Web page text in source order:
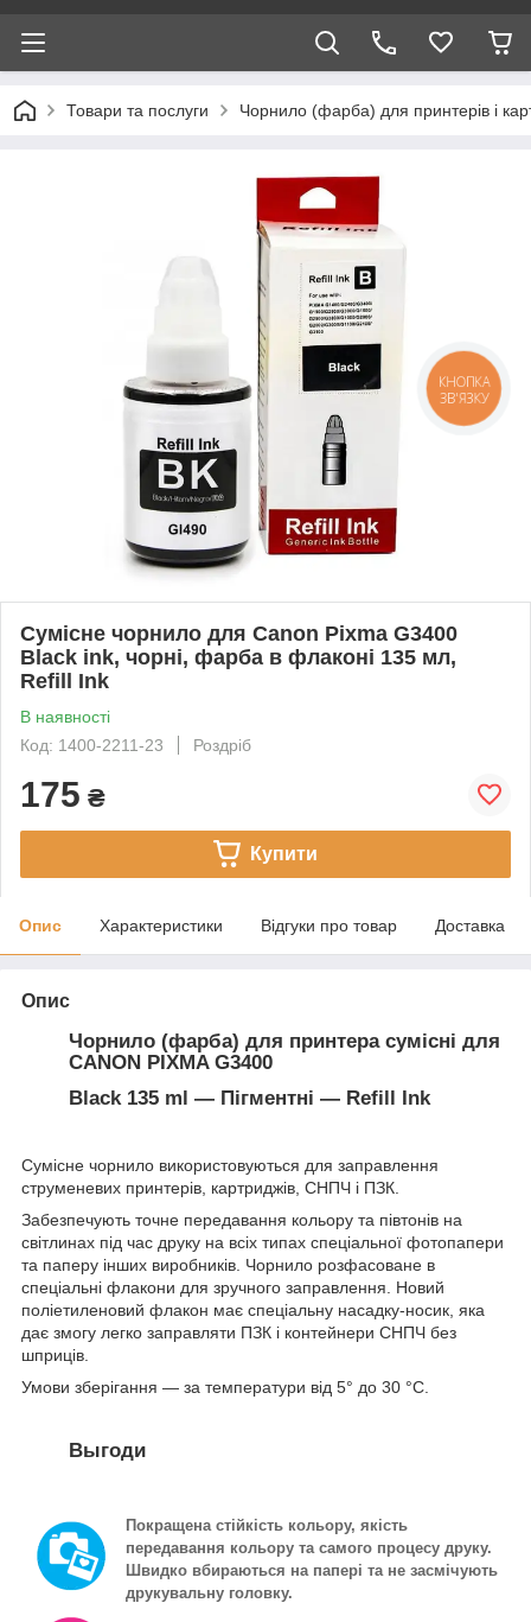
Товари та послуги Чорнило (фарба) для принтерів і
Сумісне чорнило для Canon Pixma G3400
Black ink, чорні, фарба в флаконі 135 мл,
Refill Ink
В наявності
Код: 1400-2211-23
Роздріб
175 ₴
Купити
Опис Характеристики Відгуки про товар Доставка
Опис
Чорнило (фарба) для принтера сумісні для
CANON PIXMA G3400
Black 135 ml — Пігментні — Refill Ink
Сумісне чорнило використовуються для заправлення
струменевих принтерів, картриджів, СНПЧ і ПЗК.
Забезпечують точне передавання кольору та півтонів на
світлинах під час друку на всіх типах спеціальної фотопапери
та паперу інших виробників. Чорнило розфасоване в
спеціальні флакони для зручного заправлення. Новий
поліетиленовий флакон має спеціальну насадку-носик, яка
дає змогу легко заправляти ПЗК і контейнери СНПЧ без
шприців.
Умови зберігання — за температури від 5° до 30 °C.
Выгоди
Покращена стійкість кольору, якість
передавання кольору та самого процесу друку.
Швидко вбираються на папері та не засмічують
друкувальну головку.
КНОПКА
ЗВ'ЯЗКУ